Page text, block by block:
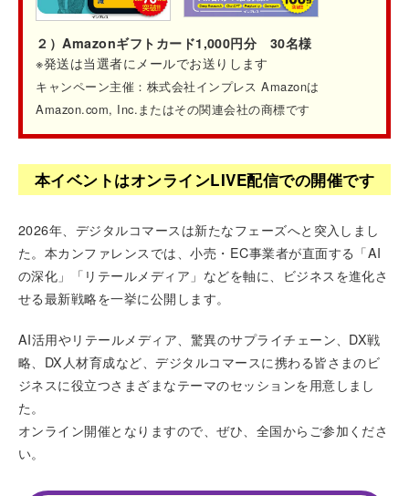
２）Amazonギフトカード1,000円分 30名様
※発送は当選者にメールでお送りします
キャンペーン主催：株式会社インプレス Amazonは
Amazon.com, Inc.またはその関連会社の商標です
本イベントはオンラインLIVE配信での開催です
2026年、デジタルコマースは新たなフェーズへと突入しまし
た。本カンファレンスでは、小売・EC事業者が直面する「AI
の深化」「リテールメディア」などを軸に、ビジネスを進化さ
せる最新戦略を一挙に公開します。
AI活用やリテールメディア、驚異のサプライチェーン、DX戦
略、DX人材育成など、デジタルコマースに携わる皆さまのビ
ジネスに役立つさまざまなテーマのセッションを用意しまし
た。
オンライン開催となりますので、ぜひ、全国からご参加くださ
い。